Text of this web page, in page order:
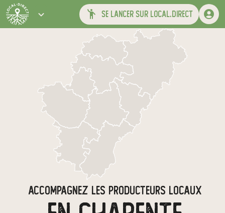
se lancer sur local.direct
ACCOMPAGNEZ LES PRODUCTEURS LOCAUX